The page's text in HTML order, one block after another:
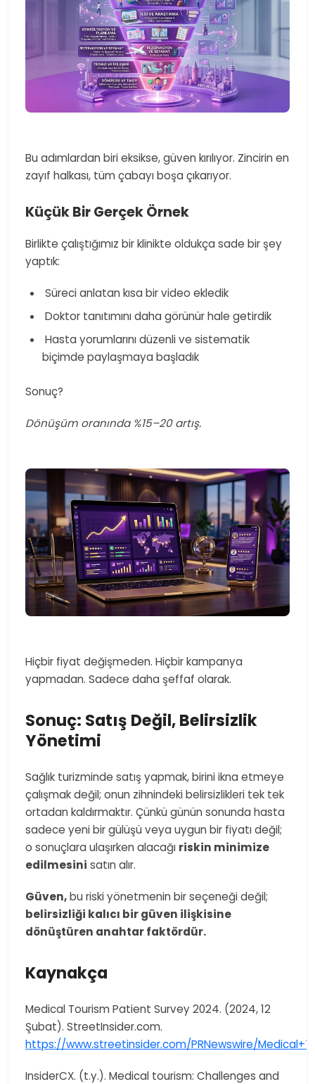
Bu adımlardan biri eksikse, güven kırılıyor. Zincirin en
zayıf halkası, tüm çabayı boşa çıkarıyor.
Küçük Bir Gerçek Örnek
Birlikte çalıştığımız bir klinikte oldukça sade bir şey
yaptık:
​ Süreci anlatan kısa bir video ekledik
​ Doktor tanıtımını daha görünür hale getirdik
​ Hasta yorumlarını düzenli ve sistematik
biçimde paylaşmaya başladık
Sonuç?
Dönüşüm oranında %15–20 artış.
Hiçbir fiyat değişmeden. Hiçbir kampanya
yapmadan. Sadece daha şeffaf olarak.
Sonuç: Satış Değil, Belirsizlik
Yönetimi
Sağlık turizminde satış yapmak, birini ikna etmeye
çalışmak değil; onun zihnindeki belirsizlikleri tek tek
ortadan kaldırmaktır. Çünkü günün sonunda hasta
sadece yeni bir gülüşü veya uygun bir fiyatı değil;
o sonuçlara ulaşırken alacağı riskin minimize
edilmesini satın alır.
Güven,bu riski yönetmenin bir seçeneği değil;
belirsizliği kalıcı bir güven ilişkisine
dönüştüren anahtar faktördür.
Kaynakça
Medical Tourism Patient Survey 2024. (2024, 12
Şubat). StreetInsider.com.
https://www.streetinsider.com/PRNewswire/
InsiderCX. (t.y.). Medical tourism: Challenges and